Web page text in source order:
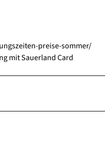
preise-sommer/
mit Sauerland Card